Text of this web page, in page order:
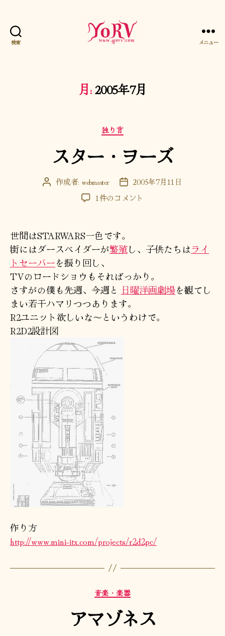
検索 メニュー
月:2005年7月
カ
テ
リ
独り言
スター・ヲーズ
投 作成者: webmaster
投
稿
日
2005年7月11日
ス
ヲ
ー
ズ
へ
の
1件のコメント
世間はSTARWARS一色です。
街にはダースベイダーが繁殖し、子供たちはライ
トセーバーを振り回し、
TVのロードショウもそればっかり。
さすがの僕も先週、今週と 日曜洋画劇場を観てし
まい若干ハマリつつあります。
R2ユニット欲しいな～というわけで。
R2D2設計図
作り方
http://www.mini-itx.com/projects/r2d2pc/
カ
テ
ゴ
リ
音楽・楽器
アマゾネス